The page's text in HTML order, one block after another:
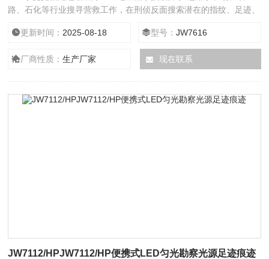
路、石化等行业搜寻营救工作，在刑侦反面搜索潜在的指纹、足迹、
更新时间： 2025-08-18 型号：JW7616
厂商性质：生产厂家 现在联系
JW7112/HPJW7112/HP便携式LED匀光勘察光源足迹痕迹